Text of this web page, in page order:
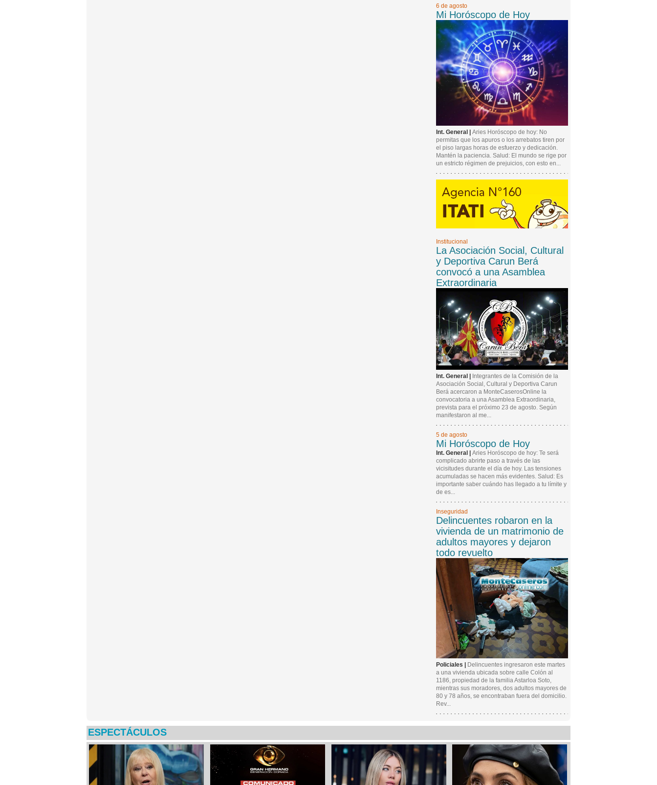
6 de agosto
Mi Horóscopo de Hoy
Int. General | Aries Horóscopo de hoy: No
permitas que los apuros o los arrebatos tiren por
el piso largas horas de esfuerzo y dedicación.
Mantén la paciencia. Salud: El mundo se rige por
un estricto régimen de prejuicios, con esto en...
Institucional
La Asociación Social, Cultural
y Deportiva Carun Berá
convocó a una Asamblea
Extraordinaria
Int. General |
Integrantes de la Comisión de la
Asociación Social, Cultural y Deportiva Carun
Berá acercaron a MonteCaserosOnline la
convocatoria a una Asamblea Extraordinaria,
prevista para el próximo 23 de agosto. Según
manifestaron al me...
5 de agosto
Mi Horóscopo de Hoy
Int. General | Aries Horóscopo de hoy: Te será
complicado abrirte paso a través de las
vicisitudes durante el día de hoy. Las tensiones
acumuladas se hacen más evidentes. Salud: Es
importante saber cuándo has llegado a tu límite y
de es...
Inseguridad
Delincuentes robaron en la
vivienda de un matrimonio de
adultos mayores y dejaron
todo revuelto
Policiales |
Delincuentes ingresaron este martes
a una vivienda ubicada sobre calle Colón al
1186, propiedad de la familia Astarloa Soto,
mientras sus moradores, dos adultos mayores de
80 y 78 años, se encontraban fuera del domicilio.
Rev...
ESPECTÁCULOS